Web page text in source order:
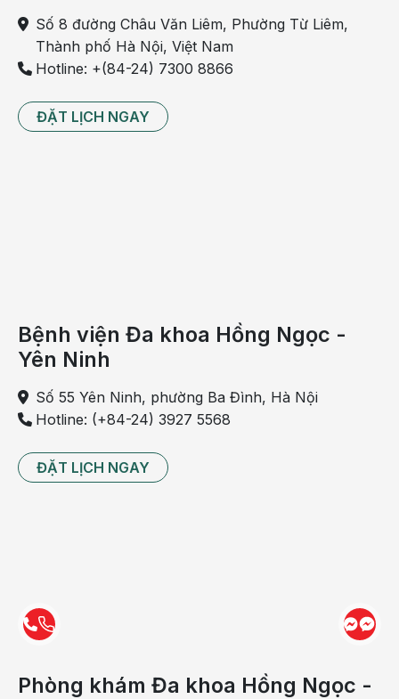
Số 8 đường Châu Văn Liêm, Phường Từ Liêm,
Thành phố Hà Nội, Việt Nam
Hotline: +(84-24) 7300 8866
ĐẶT LỊCH NGAY
Bệnh viện Đa khoa Hồng Ngọc -
Yên Ninh
Số 55 Yên Ninh, phường Ba Đình, Hà Nội
Hotline: (+84-24) 3927 5568
ĐẶT LỊCH NGAY
Phòng khám Đa khoa Hồng Ngọc -